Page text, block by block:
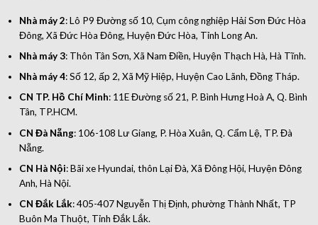
Nhà máy 2: Lô P9 Đường số 10, Cụm công nghiệp Hải Sơn Đức Hòa
Đông, Xã Đức Hòa Đông, Huyện Đức Hòa, Tỉnh Long An.
Nhà máy 3: Thôn Tân Sơn, Xã Nam Điền, Huyện Thạch Hà, Hà Tĩnh.
Nhà máy 4: Số 12, ấp 2, Xã Mỹ Hiệp, Huyện Cao Lãnh, Đồng Tháp.
CN TP. Hồ Chí Minh: 11E Đường số 21, P. Bình Hưng Hoà A, Q. Bình
Tân, TP.HCM.
CN Đà Nẵng: 106-108 Lư Giang, P. Hòa Xuân, Q. Cẩm Lệ, TP. Đà
Nẵng.
CN Hà Nội: Bãi xe Hyundai, thôn Lại Đà, Xã Đông Hội, Huyện Đông
Anh, Hà Nội.
CN Đắk Lắk: 405-407 Nguyễn Thị Định, phường Thành Nhất, TP
Buôn Ma Thuột, Tỉnh Đắk Lắk.